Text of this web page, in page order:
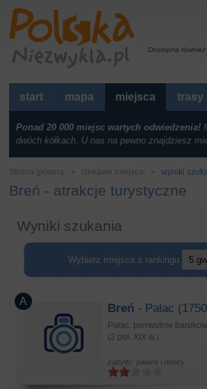
Dostepna
start mapa miejsca trasy
Ponad 20 000 miejsc wartych odwiedzenia!
dwóch kółkach. U nas na pewno znajdziesz
Strona główna ciekawe miejsca wyniki
Breń - atrakcje turystyczne
Wyniki szukania
Wybierz miejsca z rankingu
Breń - Pałac
Pałac, pierwotnie
(2 poł. XIX w.).
zabytki: pałace i dwory